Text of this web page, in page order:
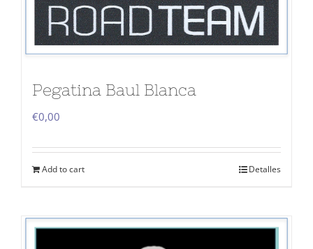
Pegatina Baul Blanca
€0,00
Add to cart Detalles